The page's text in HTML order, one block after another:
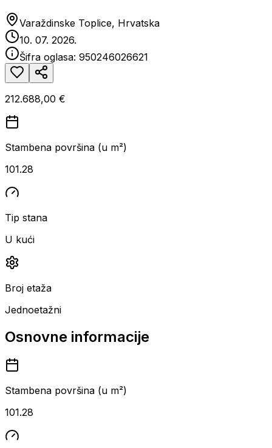
Varaždinske Toplice, Hrvatska
10. 07. 2026.
Šifra oglasa: 950246026621
212.688,00 €
Stambena površina (u m²)
101.28
Tip stana
U kući
Broj etaža
Jednoetažni
Osnovne informacije
Stambena površina (u m²)
101.28